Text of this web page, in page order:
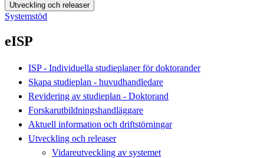
Utveckling och releaser
Systemstöd
eISP
ISP - Individuella studieplaner för doktorander
Skapa studieplan - huvudhandledare
Revidering av studieplan - Doktorand
Forskarutbildningshandläggare
Aktuell information och driftstörningar
Utveckling och releaser
Vidareutveckling av systemet